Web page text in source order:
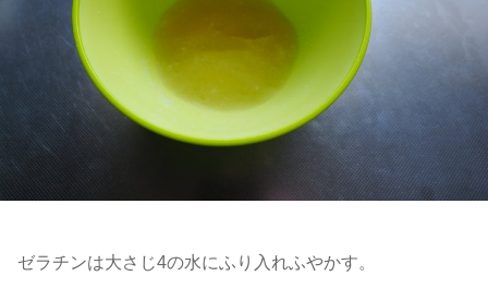
ゼラチンは大さじ4の水にふり入れふやかす。